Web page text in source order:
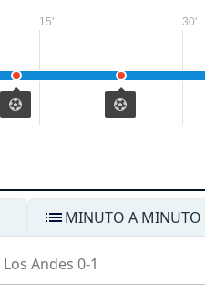
15' 30'
MINUTO A MINUTO
Los Andes 0-1